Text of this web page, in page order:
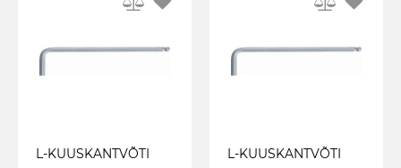
L-KUUSKANTVÕTI
L-KUUSKANTVÕTI